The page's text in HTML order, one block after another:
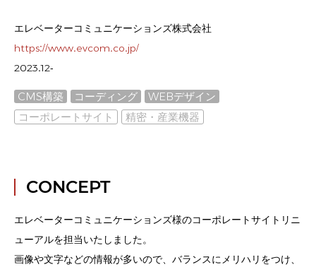
エレベーターコミュニケーションズ株式会社
https://www.evcom.co.jp/
2023.12-
CMS構築 コーディング
WEBデザイン
コーポレートサイト
精密・産業機器
CONCEPT
エレベーターコミュニケーションズ様のコーポレートサイトリニ
ューアルを担当いたしました。
画像や文字などの情報が多いので、バランスにメリハリをつけ、